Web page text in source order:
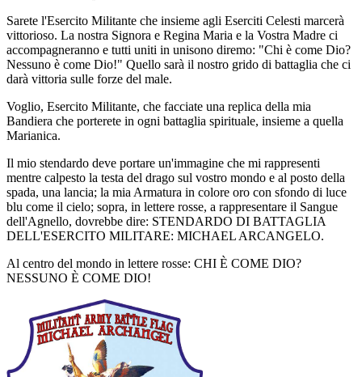
Sarete l'Esercito Militante che insieme agli Eserciti Celesti marcerà
vittorioso. La nostra Signora e Regina Maria e la Vostra Madre ci
accompagneranno e tutti uniti in unisono diremo: "Chi è come Dio?
Nessuno è come Dio!" Quello sarà il nostro grido di battaglia che ci
darà vittoria sulle forze del male.
Voglio, Esercito Militante, che facciate una replica della mia
Bandiera che porterete in ogni battaglia spirituale, insieme a quella
Marianica.
Il mio stendardo deve portare un'immagine che mi rappresenti
mentre calpesto la testa del drago sul vostro mondo e al posto della
spada, una lancia; la mia Armatura in colore oro con sfondo di luce
blu come il cielo; sopra, in lettere rosse, a rappresentare il Sangue
dell'Agnello, dovrebbe dire: STENDARDO DI BATTAGLIA
DELL'ESERCITO MILITARE: MICHAEL ARCANGELO.
Al centro del mondo in lettere rosse: CHI È COME DIO?
NESSUNO È COME DIO!